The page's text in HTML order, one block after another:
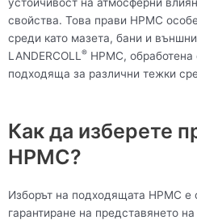
свойства. Това прави HPMC
среди като мазета, бани и
LANDERCOLL ® HPMC,
подходяща за различни тежки
Как да изберете
HPMC?
Изборът на подходящата HPMC е
гарантиране на представянето